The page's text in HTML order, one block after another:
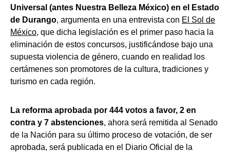
Universal (antes Nuestra Belleza México) en el Estado
de Durango, argumenta en una entrevista con El Sol de
México, que dicha legislación es el primer paso hacia la
eliminación de estos concursos, justificándose bajo una
supuesta violencia de género, cuando en realidad los
certámenes son promotores de la cultura, tradiciones y
turismo en cada región.
La reforma aprobada por 444 votos a favor, 2 en
contra y 7 abstenciones, ahora será remitida al Senado
de la Nación para su último proceso de votación, de ser
aprobada, será publicada en el Diario Oficial de la